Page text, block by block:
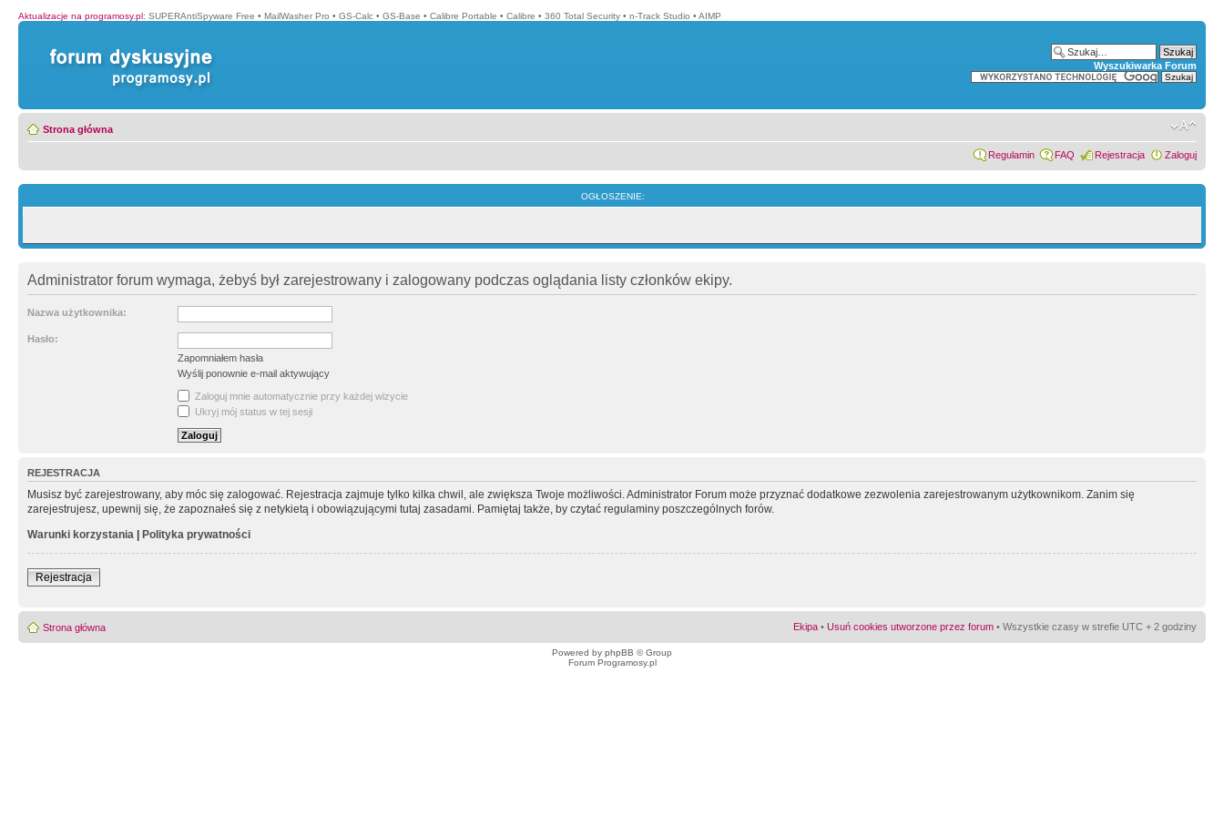
Aktualizacje na programosy.pl: SUPERAntiSpyware Free • MailWasher Pro • GS-Calc • GS-Base • Calibre Portable • Calibre • 360 Total Security • n-Track Studio • AIMP
Wyszukiwarka Forum
Strona główna
Regulamin FAQ Rejestracja Zaloguj
OGŁOSZENIE:
Administrator forum wymaga, żebyś był zarejestrowany i zalogowany podczas oglądania listy członków ekipy.
Nazwa użytkownika:
Hasło:
Zapomniałem hasła
Wyślij ponownie e-mail aktywujący
Zaloguj mnie automatycznie przy każdej wizycie
Ukryj mój status w tej sesji
REJESTRACJA
Musisz być zarejestrowany, aby móc się zalogować. Rejestracja zajmuje tylko kilka chwil, ale zwiększa Twoje możliwości. Administrator Forum może przyznać dodatkowe zezwolenia zarejestrowanym użytkownikom. Zanim się
zarejestrujesz, upewnij się, że zapoznałeś się z netykietą i obowiązującymi tutaj zasadami. Pamiętaj także, by czytać regulaminy poszczególnych forów.
Warunki korzystania | Polityka prywatności
Rejestracja
Strona główna Ekipa • Usuń cookies utworzone przez forum • Wszystkie czasy w strefie UTC + 2 godziny
Powered by phpBB © Group
Forum Programosy.pl